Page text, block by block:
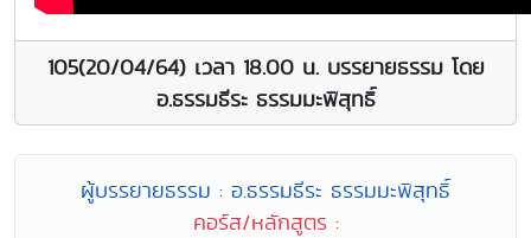
105(20/04/64) เวลา 18.00 น. บรรยายธรรม โดย
อ.ธรรมธีระ ธรรมมะพิสุทธิ์
ผู้บรรยายธรรม : อ.ธรรมธีระ ธรรมมะพิสุทธิ์
คอร์ส/หลักสูตร :